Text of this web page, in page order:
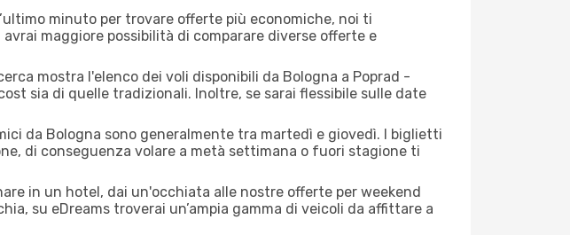
minuto per trovare offerte più economiche, noi ti
maggiore possibilità di comparare diverse offerte e
mostra l'elenco dei voli disponibili da Bologna a Poprad -
sia di quelle tradizionali. Inoltre, se sarai flessibile sulle date
da Bologna sono generalmente tra martedì e giovedì. I biglietti
di conseguenza volare a metà settimana o fuori stagione ti
in un hotel, dai un'occhiata alle nostre offerte per weekend
su eDreams troverai un’ampia gamma di veicoli da affittare a